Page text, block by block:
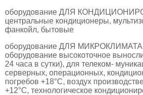
оборудование ДЛЯ
центральные кондиционеры,
фанкойл, бытовые
оборудование ДЛЯ МИКРОКЛИМАТА
оборудование высокоточное
24 часа в сутки), для телеком-
серверных, операционных,
погребов +18°С, воздух
+12°С, технологическое